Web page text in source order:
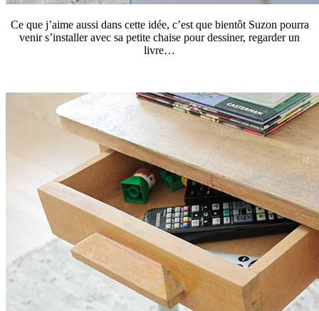
Ce que j’aime aussi dans cette idée, c’est que bientôt Suzon pourra
venir s’installer avec sa petite chaise pour dessiner, regarder un
livre…